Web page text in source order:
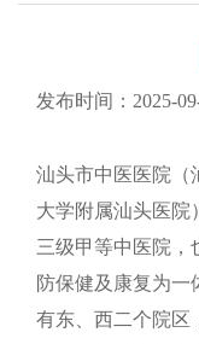
发布时间：2025-
汕头市中医医院（
大学附属汕头医院
三级甲等中医院，
防保健及康复为一
有东、西二个院区